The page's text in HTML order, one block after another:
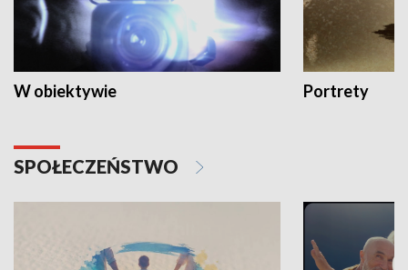
W obiektywie Portrety
SPOŁECZEŃSTWO